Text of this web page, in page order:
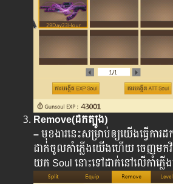
Remove(ដកត្បូង)
–មុខងារនេះសម្រាប់ឲ្យយើងធ្វើកា
ដាក់​ចូលកាំភ្លើងយើងហើយ ចេញមកវិ
យក Soul នោះ​ទៅ​ដាក់​នៅ​លើ​កាំភ្លើ